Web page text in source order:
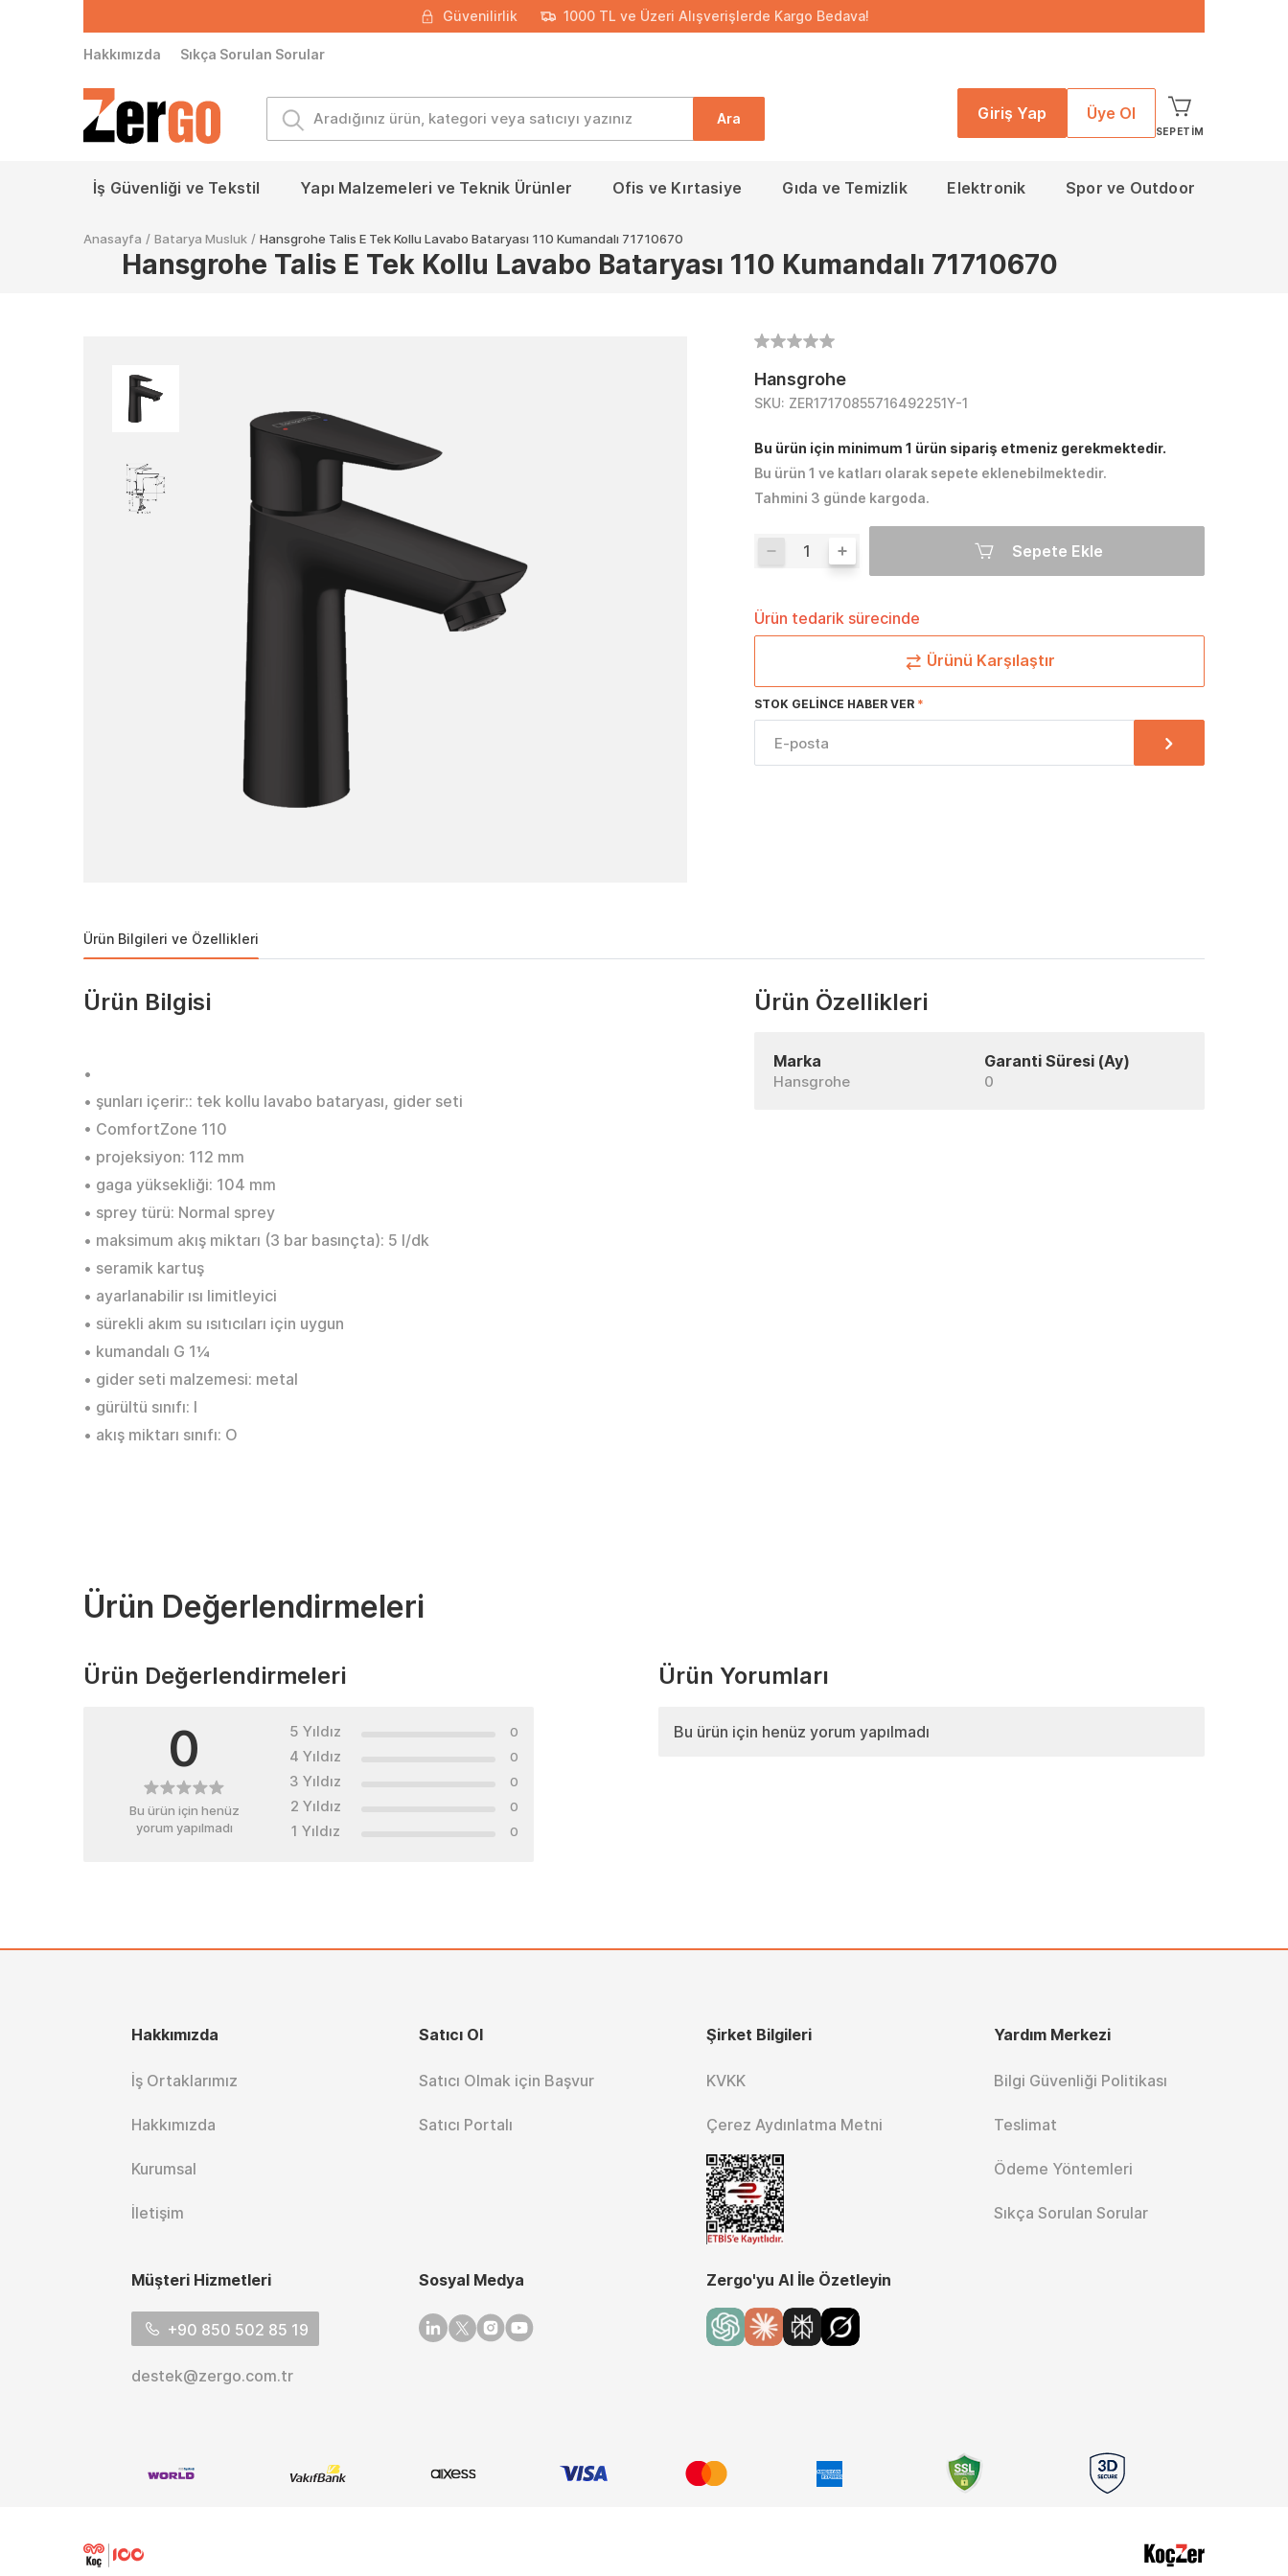
Güvenilirlik 1000 TL ve Üzeri Alışverişlerde Kargo Bedava!
Hakkımızda Sıkça Sorulan Sorular
Ara Giriş Yap Üye Ol
SEPETIM
İş Güvenliği ve Tekstil Yapı Malzemeleri ve Teknik Ürünler Ofis ve Kırtasiye Gıda ve Temizlik Elektronik Spor ve Outdoor
Anasayfa / Batarya Musluk / Hansgrohe Talis E Tek Kollu Lavabo Bataryası 110 Kumandalı 71710670
Hansgrohe Talis E Tek Kollu Lavabo Bataryası 110 Kumandalı 71710670
Hansgrohe
SKU: ZER17170855716492251Y-1
Bu ürün için minimum 1 ürün sipariş etmeniz gerekmektedir.
Bu ürün 1 ve katları olarak sepete eklenebilmektedir.
Tahmini 3 günde kargoda.
Sepete Ekle
Ürün tedarik sürecinde
Ürünü Karşılaştır
STOK GELINCE HABER VER
Ürün Bilgileri ve Özellikleri
Ürün Bilgisi
•
• şunları içerir:: tek kollu lavabo bataryası, gider seti
• ComfortZone 110
• projeksiyon: 112 mm
• gaga yüksekliği: 104 mm
• sprey türü: Normal sprey
• maksimum akış miktarı (3 bar basınçta): 5 l/dk
• seramik kartuş
• ayarlanabilir ısı limitleyici
• sürekli akım su ısıtıcıları için uygun
• kumandalı G 1¼
• gider seti malzemesi: metal
• gürültü sınıfı: I
• akış miktarı sınıfı: O
Ürün Özellikleri
Marka
Hansgrohe
Garanti Süresi (Ay)
0
Ürün Değerlendirmeleri
Ürün Değerlendirmeleri
0
Bu ürün için henüz
yorum yapılmadı
5 Yıldız 0
4 Yıldız 0
3 Yıldız 0
2 Yıldız 0
1 Yıldız 0
Ürün Yorumları
Bu ürün için henüz yorum yapılmadı
Hakkımızda
İş Ortaklarımız
Hakkımızda
Kurumsal
İletişim
Satıcı Ol
Satıcı Olmak için Başvur
Satıcı Portalı
Şirket Bilgileri
KVKK
Çerez Aydınlatma Metni
Yardım Merkezi
Bilgi Güvenliği Politikası
Teslimat
Ödeme Yöntemleri
Sıkça Sorulan Sorular
Müşteri Hizmetleri
+90 850 502 85 19
destek@zergo.com.tr
Sosyal Medya
Linkedin
TwitterInstagram
Youtube
Zergo'yu AI İle Özetleyin